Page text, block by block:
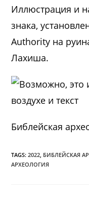
Иллюстрация и
знака,
Authority на
Лахиша.
Библейская
TAGS:2022, БИБЛЕЙСКАЯ
АРХЕОЛОГИЯ